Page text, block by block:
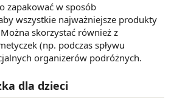
zapakować w sposób
wszystkie najważniejsze produkty
skorzystać również z
(np. podczas spływu
organizerów podróżnych.
dla dzieci